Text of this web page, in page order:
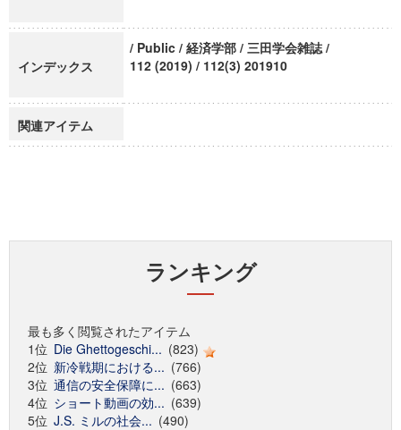
インデックス
/ Public / 経済学部 / 三田学会雑誌 /
112 (2019) / 112(3) 201910
関連アイテム
ランキング
最も多く閲覧されたアイテム
1位 Die Ghettogeschi... (823)
2位 新冷戦期における... (766)
3位 通信の安全保障に... (663)
4位 ショート動画の効... (639)
5位 J.S. ミルの社会... (490)